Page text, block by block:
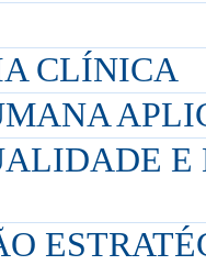
CLÍNICA
E